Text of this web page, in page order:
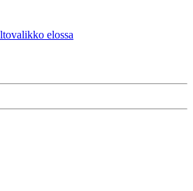
elossa